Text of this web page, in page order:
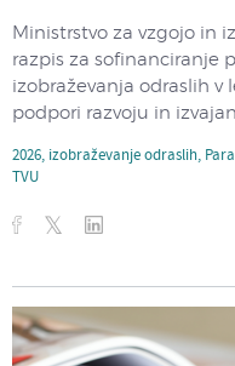
Ministrstvo za vzgojo in
razpis za sofinanciranje
izobraževanja odraslih v
podpori razvoju in
2026, izobraževanje odraslih,
TVU